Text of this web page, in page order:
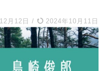
月12日 / 2024年10月11日